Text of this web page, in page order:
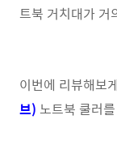
트북 거치대가 거
이번에 리뷰해보
브) 노트북 쿨러